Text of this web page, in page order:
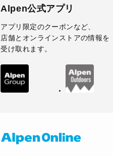
Alpen公式アプリ
アプリ限定のクーポンなど、
店舗とオンラインストアの情報を
受け取れます。